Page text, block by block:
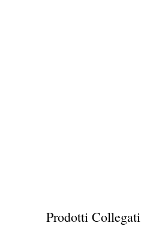
Prodotti Collegati